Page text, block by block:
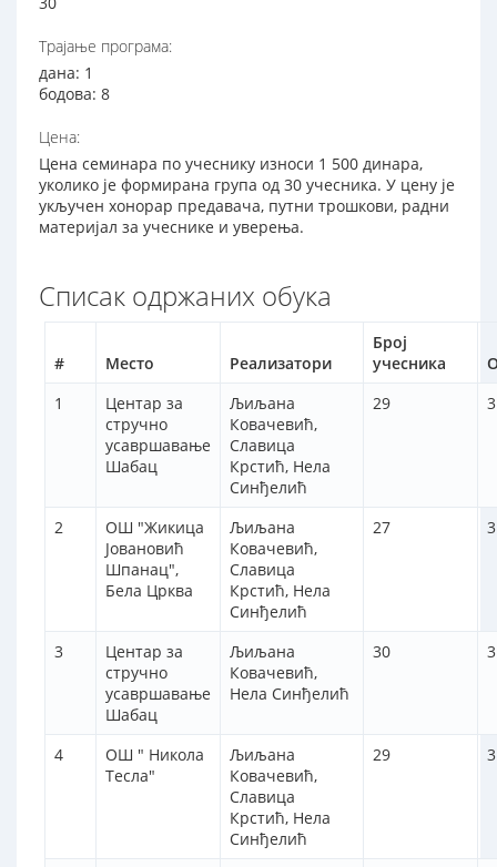
Трајање програма:
дана: 1
бодова: 8
Цена:
Цена семинара по учеснику износи 1 500 динара,
уколико је формирана група од 30 учесника. У цену је
укључен хонорар предавача, путни трошкови, радни
материјал за учеснике и уверења.
Списак одржаних обука
# Место Реализатори
Број
учесника
1
Центар за
стручно
усавршавање
Шабац
Љиљана
Ковачевић,
Славица
Крстић, Нела
Синђелић
29
2
ОШ "Жикица
Јовановић
Шпанац",
Бела Црква
Љиљана
Ковачевић,
Славица
Крстић, Нела
Синђелић
27
3
Центар за
стручно
усавршавање
Шабац
Љиљана
Ковачевић,
Нела Синђелић
30
4
ОШ " Никола
Тесла"
Љиљана
Ковачевић,
Славица
Крстић, Нела
Синђелић
29